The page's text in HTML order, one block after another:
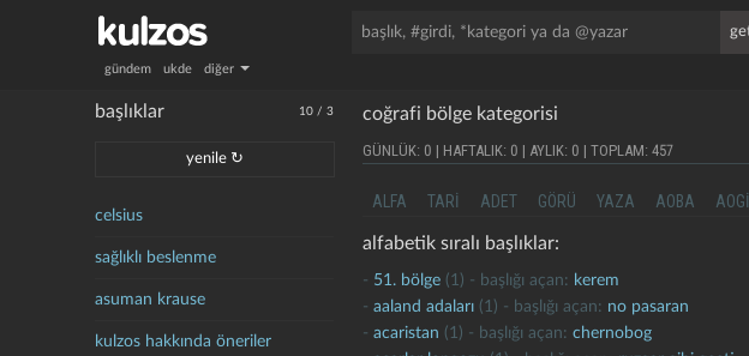
gündem ukde diğer
10 /3
başlıklar
yenile ↻
celsius
sağlıklı beslenme
asuman krause
kulzos hakkında öneriler
coğrafi bölge kategorisi
GÜNLÜK: 0 | HAFTALIK: 0 | AYLIK: 0 | TOPLAM: 457
ALFA TARI ADET GÖRÜ YAZA AOBA AOGI
alfabetik sıralı başlıklar:
- 51. bölge (1) - başlığı açan: kerem
-aaland adaları (1) - başlığı açan: no pasaran
-acaristan (1) - başlığı açan:chernobog